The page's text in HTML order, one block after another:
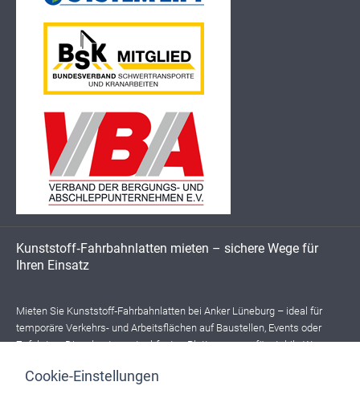
Kunststoff‑Fahrbahnlatten mieten – sichere Wege für
Ihren Einsatz
Mieten Sie Kunststoff‑Fahrbahnlatten bei Anker Lüneburg – ideal für
temporäre Verkehrs- und Arbeitsflächen auf Baustellen, Events oder
Zufahrten. Die robusten, rutschfesten Platten sorgen für stabile Wege,
Maschinen und Fußgängern, auch auf weichem oder unebenem
Cookie-Einstellungen